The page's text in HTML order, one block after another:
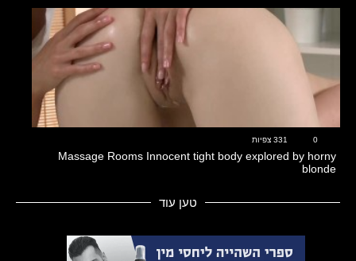
13:28
0 331 צפיות
Massage Rooms Innocent tight body explored by horny
blonde
טען עוד